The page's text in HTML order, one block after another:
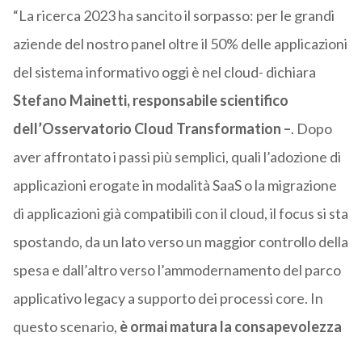
“La ricerca 2023 ha sancito il sorpasso: per le grandi
aziende del nostro panel oltre il 50% delle applicazioni
del sistema informativo oggi è nel cloud- dichiara
Stefano Mainetti, responsabile scientifico
dell’Osservatorio Cloud Transformation –. Dopo
aver affrontato i passi più semplici, quali l’adozione di
applicazioni erogate in modalità SaaS o la migrazione
di applicazioni già compatibili con il cloud, il focus si sta
spostando, da un lato verso un maggior controllo della
spesa e dall’altro verso l’ammodernamento del parco
applicativo legacy a supporto dei processi core. In
questo scenario, è ormai matura la consapevolezza